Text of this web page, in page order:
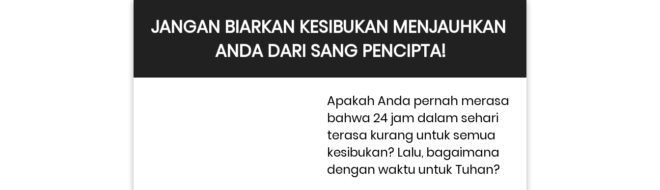
JANGAN BIARKAN KESIBUKAN MENJAUHKAN
ANDA DARI SANG PENCIPTA!
Apakah Anda pernah merasa
bahwa 24 jam dalam sehari
terasa kurang untuk semua
kesibukan? Lalu, bagaimana
dengan waktu untuk Tuhan?